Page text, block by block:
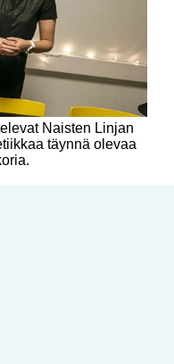
Naisten Linjan
täynnä olevaa